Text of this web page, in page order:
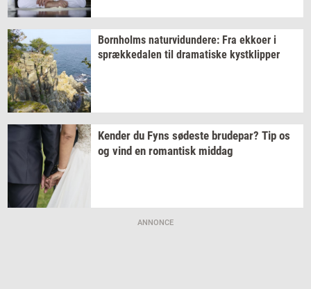
Born­holms na­tur­vi­dun­de­re: Fra ek­ko­er i
spræk­ke­da­len til dra­ma­ti­ske kyst­klip­per
Ken­der du Fyns sø­de­ste bru­de­par? Tip os
og vind en ro­man­tisk mid­dag
ANNONCE